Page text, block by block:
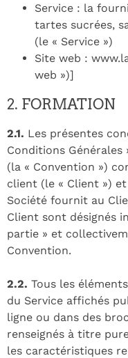
Service : la
tartes sucrées,
(le « Service »)
Site web :
web »)]
2. FORMATION
2.1. Les présentes
Conditions Générales
(la « Convention »)
client (le « Client »)
Société fournit au
Client sont désignés
partie » et
Convention.
2.2. Tous les
du Service affichés
ligne ou dans des
renseignés à titre
les caractéristiques